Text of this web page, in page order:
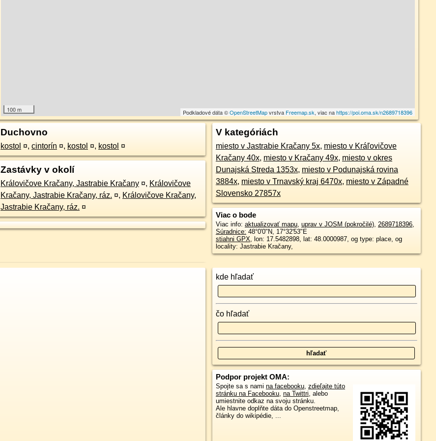
100 m Podkladové dáta ©OpenStreetMapvrstva Freemap.sk, viac nahttps://poi.oma.sk/n2689718396
Duchovno
kostol ¤, cintorín ¤, kostol ¤, kostol ¤
Zastávky v okolí
Královičove Kračany, Jastrabie Kračany ¤, Královičove
Kračany, Jastrabie Kračany, ráz. ¤, Královičove Kračany,
Jastrabie Kračany, ráz. ¤
V kategóriách
miesto v Jastrabie Kračany 5x, miesto v Kráľovičove
Kračany 40x, miesto v Kračany 49x, miesto v okres
Dunajská Streda 1353x, miesto v Podunajská rovina
3884x, miesto v Trnavský kraj 6470x, miesto v Západné
Slovensko 27857x
Viac o bode
Viac info: aktualizovať mapu, uprav v JOSM (pokročilé), 2689718396,
Súradnice: 48°0'0"N, 17°32'53"E
stiahni GPX, lon: 17.5482898, lat: 48.0000987, og type: place, og
locality: Jastrabie Kračany,
kde hľadať
čo hľadať
Podpor projekt OMA:
Spojte sa s nami na facebooku, zdieľajte túto
stránku na Facebooku, na Twittri, alebo
umiestnite odkaz na svoju stránku.
Ale hlavne doplňte dáta do Openstreetmap,
články do wikipédie, ...